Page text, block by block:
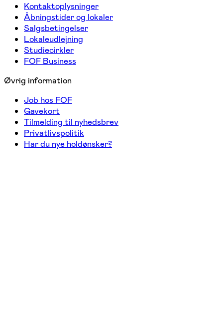
Kontaktoplysninger
Åbningstider og lokaler
Salgsbetingelser
Lokaleudlejning
Studiecirkler
FOF Business
Øvrig information
Job hos FOF
Gavekort
Tilmelding til nyhedsbrev
Privatlivspolitik
Har du nye holdønsker?